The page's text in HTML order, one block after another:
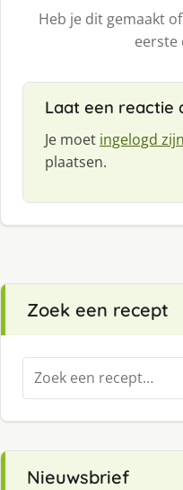
Heb je dit gemaakt
eerste
Laat een reactie
Je moet ingelogd
plaatsen.
Zoek een recept
Zoeken
naar:
Nieuwsbrief